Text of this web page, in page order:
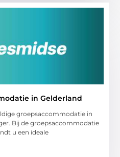
in Gelderland
groepsaccommodatie in
Bij de groepsaccommodatie
u een ideale